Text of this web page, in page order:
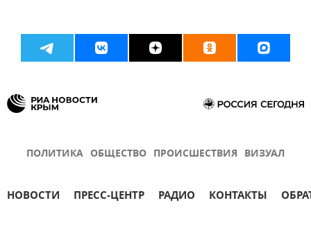
ПОЛИТИКА ОБЩЕСТВО ПРОИСШЕСТВИЯ ВИЗУАЛ
НОВОСТИ ПРЕСС-ЦЕНТР РАДИО КОНТАКТЫ